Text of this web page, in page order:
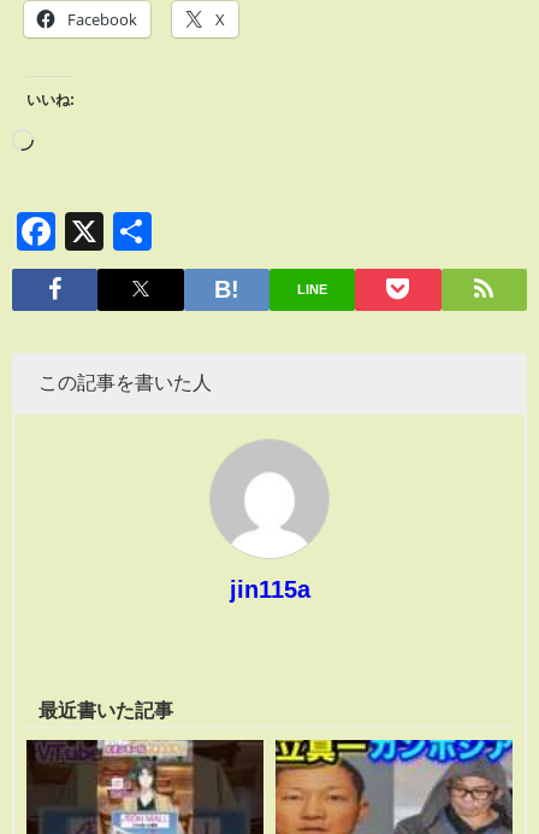
Facebook X
いいね:
Facebook
X
有
LINE
この記事を書いた人
jin115a
最近書いた記事